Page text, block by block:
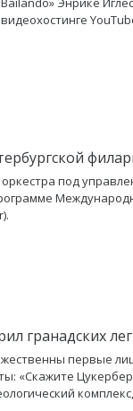
оркестра под
гранадских
первые
«Скажите